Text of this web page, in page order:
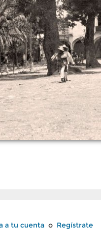
a tu cuenta o Regístrate